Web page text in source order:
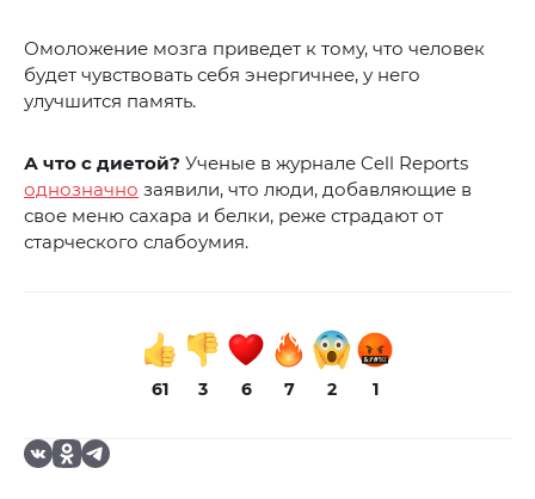
Омоложение мозга приведет к тому, что человек
будет чувствовать себя энергичнее, у него
улучшится память.
А что с диетой? Ученые в журнале Cell Reports
однозначно заявили, что люди, добавляющие в
свое меню сахара и белки, реже страдают от
старческого слабоумия.
61 3 6 7 2 1